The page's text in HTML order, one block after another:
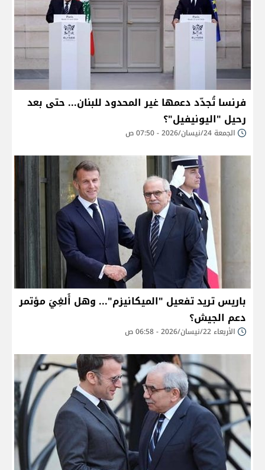
فرنسا تُجدّد دعمها غير المحدود للبنان... حتى بعد
رحيل "اليونيفيل"؟
الجمعة 24/نيسان/2026 - 07:50 ص
باريس تريد تفعيل "الميكانيزم"... وهل أُلغِيَ مؤتمر
دعم الجيش؟
الأربعاء 22/نيسان/2026 - 06:58 ص